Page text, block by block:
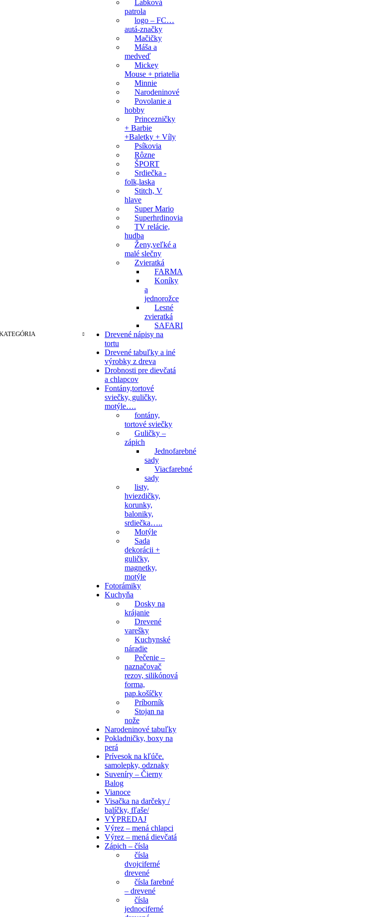
Labková
patrola
logo – FC…
autá-značky
Mačičky
Máša a
medveď
Mickey
Mouse + priatelia
Minnie
Narodeninové
Povolanie a
hobby
Princezničky
+ Barbie
+Baletky + Víly
Psíkovia
Rôzne
ŠPORT
Srdiečka -
folk,laska
Stitch, V
hlave
Super Mario
Superhrdinovia
TV relácie,
hudba
Ženy,veľké a
malé slečny
Zvieratká
FARMA
Koníky
a
jednorožce
Lesné
zvieratká
SAFARI
Drevené nápisy na
tortu
Drevené tabuľky a iné
výrobky z dreva
Drobnosti pre dievčatá
a chlapcov
Fontány,tortové
sviečky, guličky,
motýle….
fontány,
tortové sviečky
Guličky –
zápich
Jednofarebné
sady
Viacfarebné
sady
listy,
hviezdičky,
korunky,
baloniky,
srdiečka…..
Motýle
Sada
dekorácii +
guličky,
magnetky,
motýle
Fotorámiky
Kuchyňa
Dosky na
krájanie
Drevené
varešky
Kuchynské
náradie
Pečenie –
naznačovač
rezov, silikónová
forma,
pap.košíčky
Príborník
Stojan na
nože
Narodeninové tabuľky
Pokladničky, boxy na
perá
Prívesok na kľúče.
samolepky, odznaky
Suveníry – Čierny
Balog
Vianoce
Visačka na darčeky /
balíčky, fľaše/
VÝPREDAJ
Výrez – mená chlapci
Výrez – mená dievčatá
Zápich – čísla
čísla
dvojciferné
drevené
čísla farebné
– drevené
čísla
jednociferné